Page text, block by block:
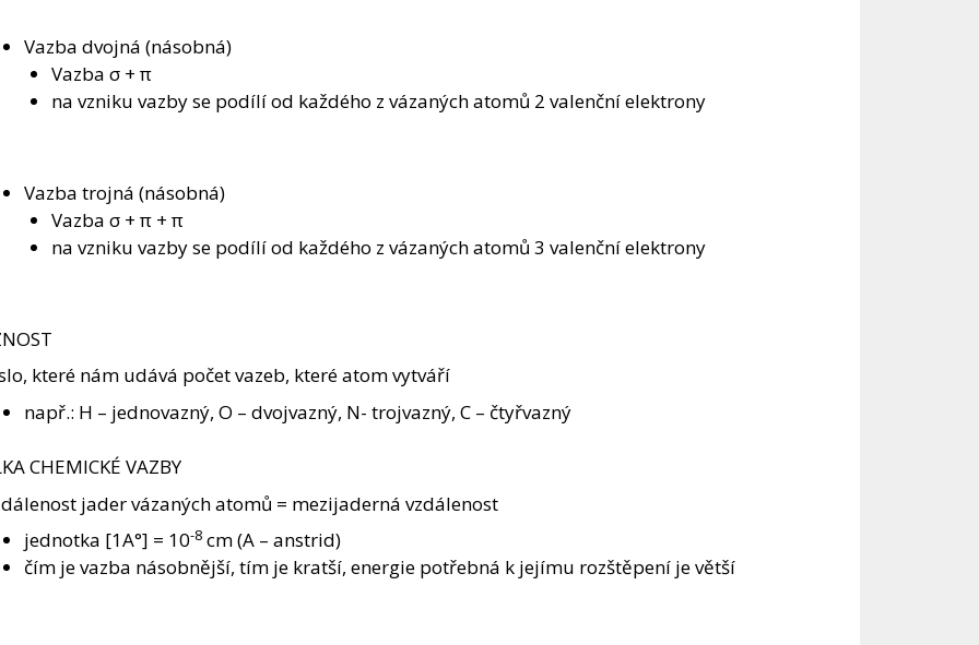
Vazba dvojná (násobná)
Vazba σ + π
na vzniku vazby se podílí od každého z vázaných atomů 2 valenční elektrony
Vazba trojná (násobná)
Vazba σ + π + π
na vzniku vazby se podílí od každého z vázaných atomů 3 valenční elektrony
které nám udává počet vazeb, které atom vytváří
např.: H – jednovazný, O – dvojvazný, N- trojvazný, C – čtyřvazný
CHEMICKÉ VAZBY
jader vázaných atomů = mezijaderná vzdálenost
jednotka [1A°] = 10-8cm (A – anstrid)
čím je vazba násobnější, tím je kratší, energie potřebná k jejímu rozštěpení je větší